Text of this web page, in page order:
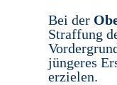
Bei der
Straffung
jüngeres
erzielen.